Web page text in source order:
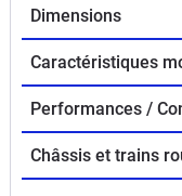
Dimensions
Caractéristiques
Performances /
Châssis et trains